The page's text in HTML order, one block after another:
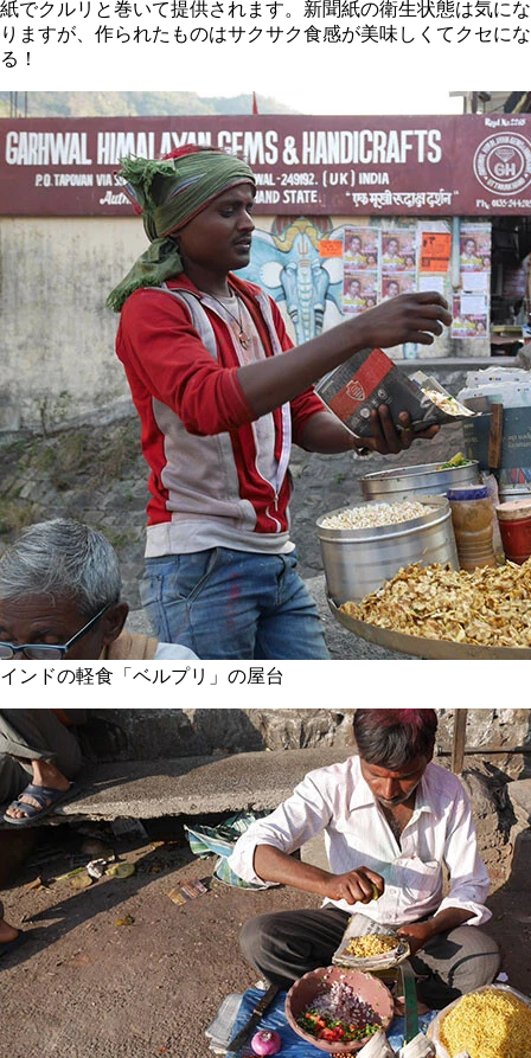
紙でクルリと巻いて提供されます。新聞紙の衛生状態は気にな
りますが、作られたものはサクサク食感が美味しくてクセにな
る！
インドの軽食「ベルプリ」の屋台